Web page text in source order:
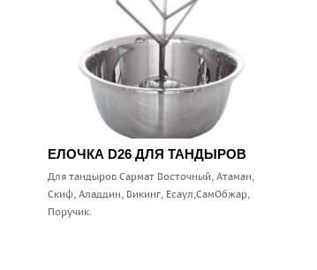
ЕЛОЧКА D26 ДЛЯ ТАНДЫРОВ
Для тандыров Сармат Восточный, Атаман,
Скиф, Аладдин, Викинг, Есаул,СамОбжар,
Поручик.